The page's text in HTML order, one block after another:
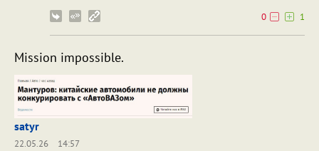
0
1
Mission impossible.
satyr
22.05.26
14:57